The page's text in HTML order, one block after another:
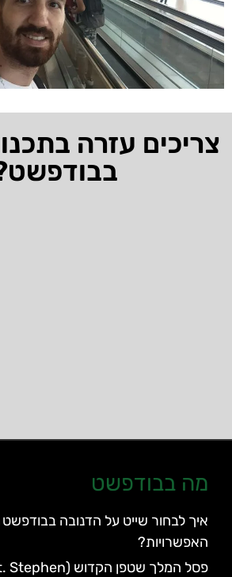
צריכים עזרה
מה בבודפשט
איך לבחור שייט על הדנובה בבודפשט
האפשרויות?